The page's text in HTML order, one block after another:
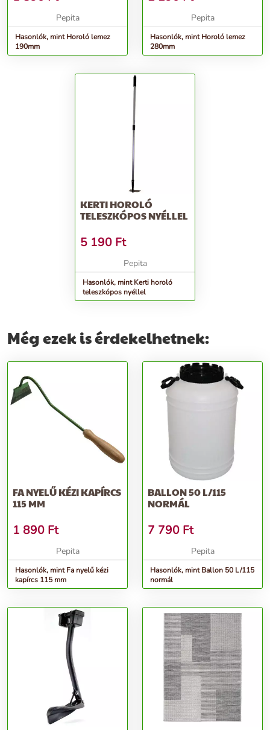
Pepita
Hasonlók, mint Horoló lemez
190mm
Pepita
Hasonlók, mint Horoló lemez
280mm
KERTI HOROLÓ
TELESZKÓPOS NYÉLLEL
5 190 Ft
Pepita
Hasonlók, mint Kerti horoló
teleszkópos nyéllel
Még ezek is érdekelhetnek:
FA NYELŰ KÉZI KAPÍRCS
115 MM
1 890 Ft
Pepita
Hasonlók, mint Fa nyelű kézi
kapírcs 115 mm
BALLON 50 L/115
NORMÁL
7 790 Ft
Pepita
Hasonlók, mint Ballon 50 L/115
normál